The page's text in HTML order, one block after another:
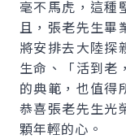
毫不馬虎，這種
且，張老先生畢
將安排去大陸探
生命、「活到老
的典範，也值得
恭喜張老先生光
顆年輕的心。